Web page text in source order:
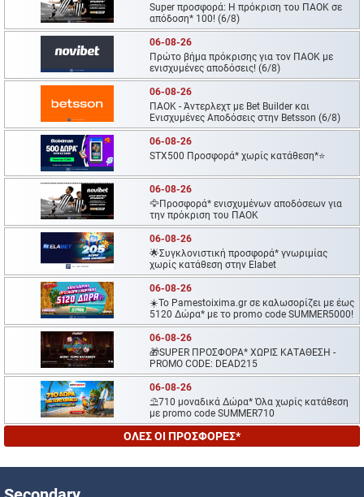
Super προσφορά: Η πρόκριση του ΠΑΟΚ σε
απόδοση* 100! (6/8)
06-08-26
Πρώτο βήμα πρόκρισης για τον ΠΑΟΚ με
ενισχυμένες αποδόσεις! (6/8)
06-08-26
ΠΑΟΚ - Άντερλεχτ με Bet Builder και
Ενισχυμένες Αποδόσεις στην Betsson (6/8)
06-08-26
STX500 Προσφορά* χωρίς κατάθεση*⭐
06-08-26
🦅Προσφορά* ενισχυμένων αποδόσεων για
την πρόκριση του ΠΑΟΚ
06-08-26
🌟Συγκλονιστική προσφορά* γνωριμίας
χωρίς κατάθεση στην Elabet
06-08-26
☀️To Pamestoixima.gr σε καλωσορίζει με έως
5120 Δώρα* με το promo code SUMMER5000!
06-08-26
🎁SUPER ΠΡΟΣΦΟΡΑ* ΧΩΡΙΣ ΚΑΤΑΘΕΣΗ -
PROMO CODE: DEAD215
06-08-26
⛱️710 μοναδικά Δώρα* Όλα χωρίς κατάθεση
με promo code SUMMER710
ΟΛΕΣ ΟΙ ΠΡΟΣΦΟΡΕΣ*